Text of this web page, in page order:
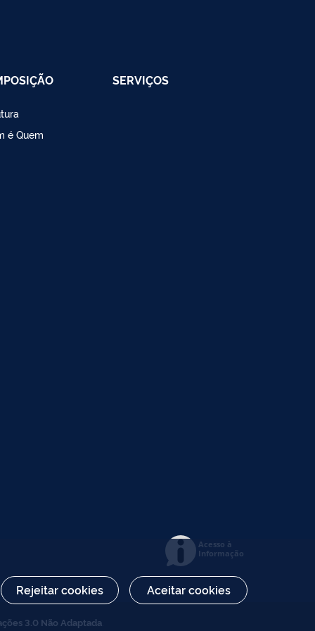
é Quem
SERVIÇOS
Acesso à
Informação
3.0 Não Adaptada
Rejeitar cookies Aceitar cookies